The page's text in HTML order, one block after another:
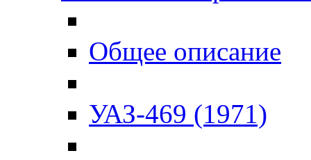
Общее описание
УАЗ-469 (1971)